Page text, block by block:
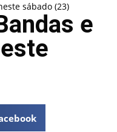
sábado (23)
e